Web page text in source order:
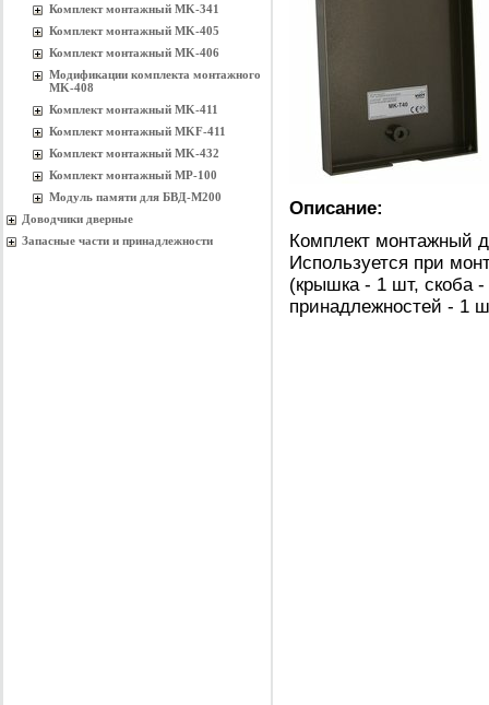
Комплект монтажный MK-341
Комплект монтажный MK-405
Комплект монтажный MK-406
Модификации комплекта монтажного
MK-408
Комплект монтажный MK-411
Комплект монтажный MKF-411
Комплект монтажный MK-432
Комплект монтажный MP-100
Модуль памяти для БВД-М200
Доводчики дверные
Запасные части и принадлежности
Описание:
Комплект монтажный
Используется при
(крышка - 1 шт, скоба
принадлежностей - 1